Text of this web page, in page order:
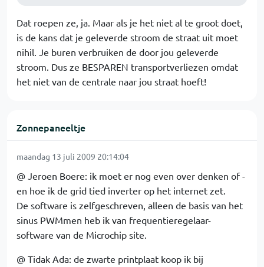
Dat roepen ze, ja. Maar als je het niet al te groot doet,
is de kans dat je geleverde stroom de straat uit moet
nihil. Je buren verbruiken de door jou geleverde
stroom. Dus ze BESPAREN transportverliezen omdat
het niet van de centrale naar jou straat hoeft!
Zonnepaneeltje
maandag 13 juli 2009 20:14:04
@ Jeroen Boere: ik moet er nog even over denken of -
en hoe ik de grid tied inverter op het internet zet.
De software is zelfgeschreven, alleen de basis van het
sinus PWMmen heb ik van frequentieregelaar-
software van de Microchip site.
@ Tidak Ada: de zwarte printplaat koop ik bij